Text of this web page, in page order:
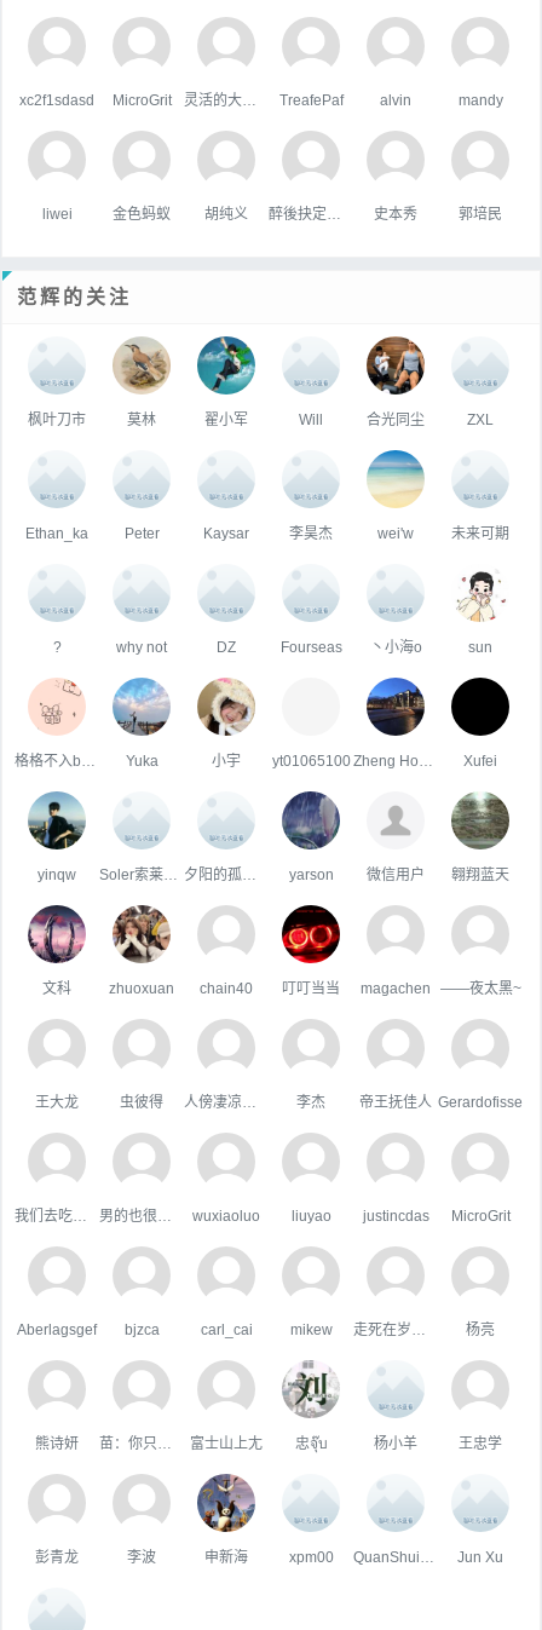
xc2f1sdasd MicroGrit TreafePaf alvin mandy
liwei 金色蚂蚁 胡纯义 史本秀 郭培民
范辉的关注
枫叶刀市 莫林 翟小军 Will 合光同尘 ZXL
Ethan_ka Peter Kaysar 李昊杰 wei'w 未来可期
? why not DZ Fourseas 丶小海o sun
Yuka 小宇 yt01065100 Xufei
yinqw yarson 微信用户 翱翔蓝天
文科 zhuoxuan chain40 叮叮当当 magachen ——夜太黑~
王大龙 虫彼得 李杰 帝王抚佳人 Gerardofisse
wuxiaoluo liuyao justincdas MicroGrit
Aberlagsgef bjzca carl_cai mikew 杨亮
熊诗妍 富士山上尢 忠จุ๊บ 杨小羊 王忠学
彭青龙 李波 申新海 xpm00 Jun Xu